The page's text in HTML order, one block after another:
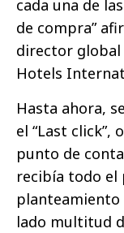
cada una de
de compra”
director
Hotels
Hasta ahora,
el “Last click”,
punto de
recibía todo el
planteamiento
lado multitud